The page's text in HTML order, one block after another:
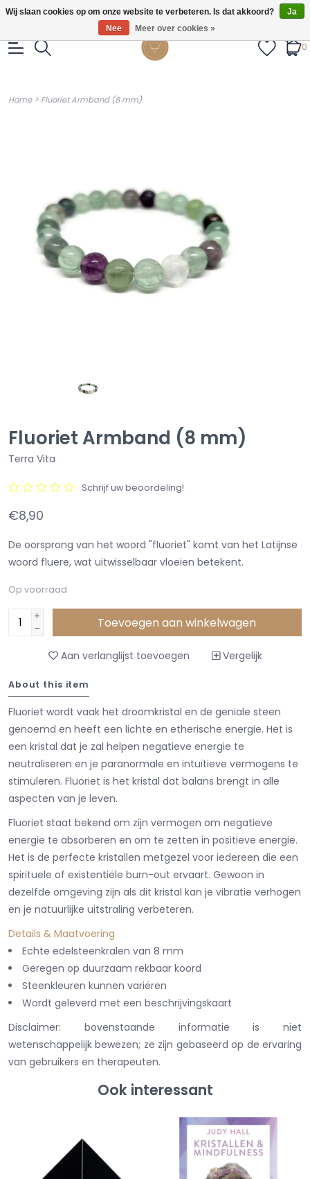
Gratis verzendig vanaf €55.
0
Home> Fluoriet Armband (8 mm)
Fluoriet Armband (8 mm)
Terra Vita
Schrijf uw beoordeling!
€8,90
De oorsprong van het woord "fluoriet" komt van het Latijnse
woord fluere, wat uitwisselbaar vloeien betekent.
Op voorraad
+
-
Toevoegen aan winkelwagen
Aan verlanglijst toevoegen Vergelijk
About this item
Fluoriet wordt vaak het droomkristal en de geniale steen
genoemd en heeft een lichte en etherische energie. Het is
een kristal dat je zal helpen negatieve energie te
neutraliseren en je paranormale en intuïtieve vermogens te
stimuleren. Fluoriet is het kristal dat balans brengt in alle
aspecten van je leven.
Fluoriet staat bekend om zijn vermogen om negatieve
energie te absorberen en om te zetten in positieve energie.
Het is de perfecte kristallen metgezel voor iedereen die een
spirituele of existentiële burn-out ervaart. Gewoon in
dezelfde omgeving zijn als dit kristal kan je vibratie verhogen
en je natuurlijke uitstraling verbeteren.
Details & Maatvoering
Echte edelsteenkralen van 8 mm
Geregen op duurzaam rekbaar koord
Steenkleuren kunnen variëren
Wordt geleverd met een beschrijvingskaart
Disclaimer: bovenstaande informatie is niet
wetenschappelijk bewezen; ze zijn gebaseerd op de ervaring
van gebruikers en therapeuten.
Ook interessant
Wij slaan cookies op om onze website te verbeteren. Is dat akkoord?
Ja
Nee
Meer over cookies »